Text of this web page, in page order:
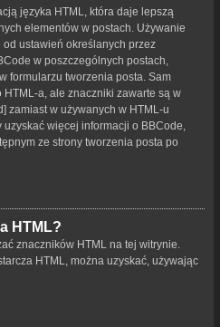
języka HTML, która daje lepszą
elementów w postach. Używanie
ustawień określanych przez
w poszczególnych postach,
formularzu tworzenia posta. Sam
HTML-a, ale znaczniki zawarte są w
zamiast w używanych w HTML-u
więcej informacji o BBCode,
ze strony tworzenia posta po
HTML?
znaczników HTML na tej witrynie.
HTML, można uzyskać, używając